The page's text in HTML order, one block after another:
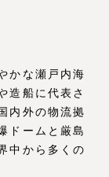
かな瀬戸内海
造船に代表さ
内外の物流拠
ドームと厳島
中から多くの